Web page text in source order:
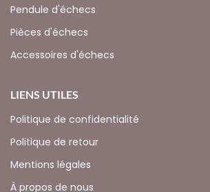
Pendule d'échecs
Pièces d'échecs
Accessoires d'échecs
LIENS UTILES
Politique de confidentialité
Politique de retour
Mentions légales
À propos de nous